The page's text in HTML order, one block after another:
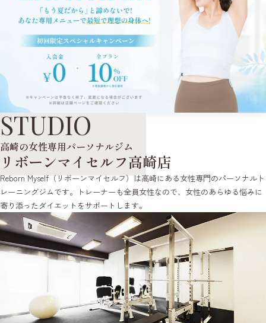
STUDIO
高崎の女性専用パーソナルジム
リボーンマイセルフ高崎店
Reborn Myself（リボーンマイセルフ）は高崎にある女性専門のパーソナルト
レーニングジムです。トレーナーも全員女性なので、女性のあらゆる悩みに
寄り添ったダイエットをサポートします。